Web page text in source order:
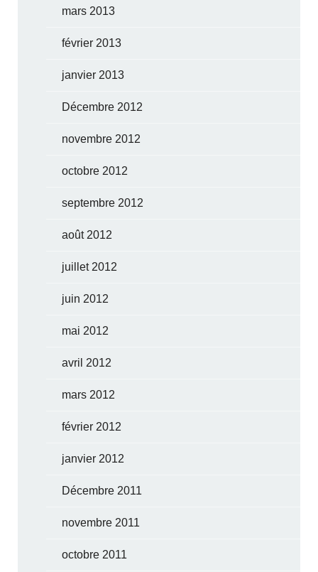
mars 2013
février 2013
janvier 2013
Décembre 2012
novembre 2012
octobre 2012
septembre 2012
août 2012
juillet 2012
juin 2012
mai 2012
avril 2012
mars 2012
février 2012
janvier 2012
Décembre 2011
novembre 2011
octobre 2011